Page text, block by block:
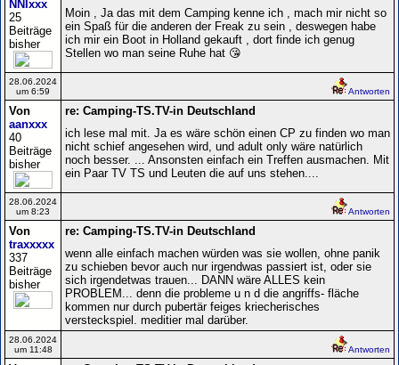
NNIxxx
25
Beiträge
bisher
Moin , Ja das mit dem Camping kenne ich , mach mir nicht so
ein Spaß für die anderen der Freak zu sein , deswegen habe
ich mir ein Boot in Holland gekauft , dort finde ich genug
Stellen wo man seine Ruhe hat 😘
28.06.2024
um 6:59
Antworten
Von
aanxxx
40
Beiträge
bisher
re: Camping-TS.TV-in Deutschland
ich lese mal mit. Ja es wäre schön einen CP zu finden wo man
nicht schief angesehen wird, und adult only wäre natürlich
noch besser. ... Ansonsten einfach ein Treffen ausmachen. Mit
ein Paar TV TS und Leuten die auf uns stehen....
28.06.2024
um 8:23
Antworten
Von
traxxxxx
337
Beiträge
bisher
re: Camping-TS.TV-in Deutschland
wenn alle einfach machen würden was sie wollen, ohne panik
zu schieben bevor auch nur irgendwas passiert ist, oder sie
sich irgendetwas trauen... DANN wäre ALLES kein
PROBLEM... denn die probleme u n d die angriffs- fläche
kommen nur durch pubertär feiges kriecherisches
versteckspiel. meditier mal darüber.
28.06.2024
um 11:48
Antworten